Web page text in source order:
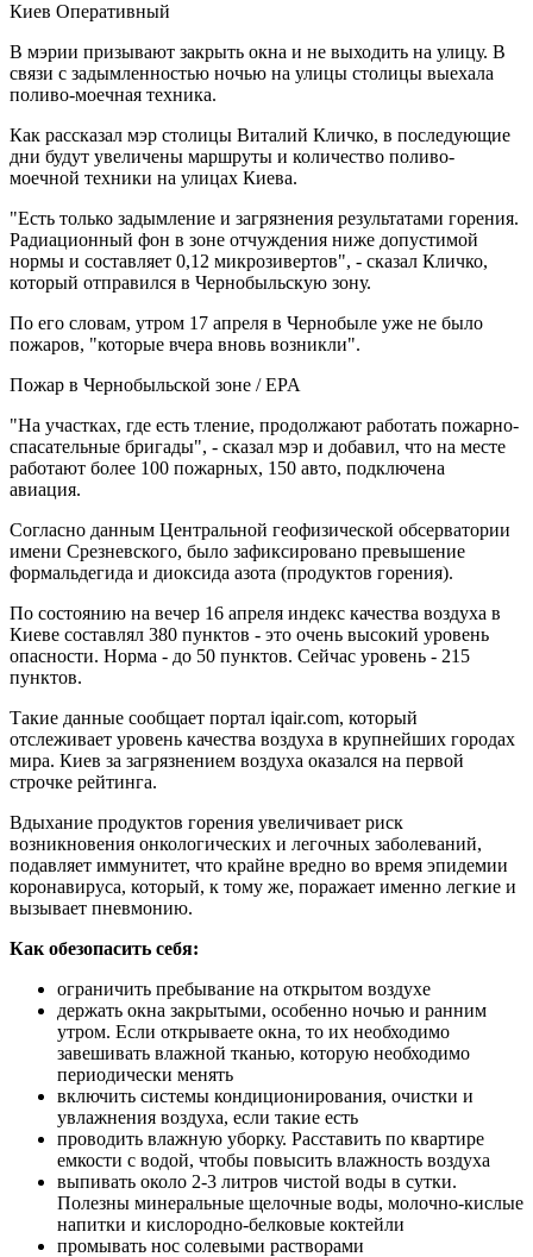
Киев Оперативный
В мэрии призывают закрыть окна и не выходить на улицу. В
связи с задымленностью ночью на улицы столицы выехала
поливо-моечная техника.
Как рассказал мэр столицы Виталий Кличко, в последующие
дни будут увеличены маршруты и количество поливо-
моечной техники на улицах Киева.
"Есть только задымление и загрязнения результатами горения.
Радиационный фон в зоне отчуждения ниже допустимой
нормы и составляет 0,12 микрозивертов", - сказал Кличко,
который отправился в Чернобыльскую зону.
По его словам, утром 17 апреля в Чернобыле уже не было
пожаров, "которые вчера вновь возникли".
Пожар в Чернобыльской зоне / EPA
"На участках, где есть тление, продолжают работать пожарно-
спасательные бригады", - сказал мэр и добавил, что на месте
работают более 100 пожарных, 150 авто, подключена
авиация.
Согласно данным Центральной геофизической обсерватории
имени Срезневского, было зафиксировано превышение
формальдегида и диоксида азота (продуктов горения).
По состоянию на вечер 16 апреля индекс качества воздуха в
Киеве составлял 380 пунктов - это очень высокий уровень
опасности. Норма - до 50 пунктов. Сейчас уровень - 215
пунктов.
Такие данные сообщает портал iqair.com, который
отслеживает уровень качества воздуха в крупнейших городах
мира. Киев за загрязнением воздуха оказался на первой
строчке рейтинга.
Вдыхание продуктов горения увеличивает риск
возникновения онкологических и легочных заболеваний,
подавляет иммунитет, что крайне вредно во время эпидемии
коронавируса, который, к тому же, поражает именно легкие и
вызывает пневмонию.
Как обезопасить себя:
ограничить пребывание на открытом воздухе
держать окна закрытыми, особенно ночью и ранним
утром. Если открываете окна, то их необходимо
завешивать влажной тканью, которую необходимо
периодически менять
включить системы кондиционирования, очистки и
увлажнения воздуха, если такие есть
проводить влажную уборку. Расставить по квартире
емкости с водой, чтобы повысить влажность воздуха
выпивать около 2-3 литров чистой воды в сутки.
Полезны минеральные щелочные воды, молочно-кислые
напитки и кислородно-белковые коктейли
промывать нос солевыми растворами